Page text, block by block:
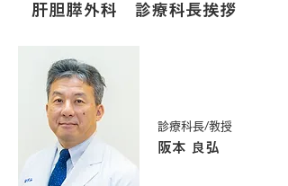
肝胆膵外科 診療科長挨拶
診療科長/教授
阪本 良弘